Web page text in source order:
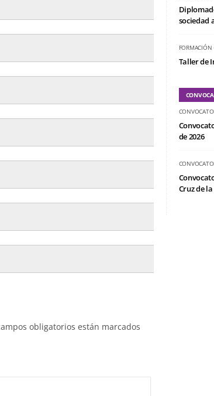
obligatorios están marcados
sociedad
FORMACIÓN
Taller de
de 2026
Cruz de